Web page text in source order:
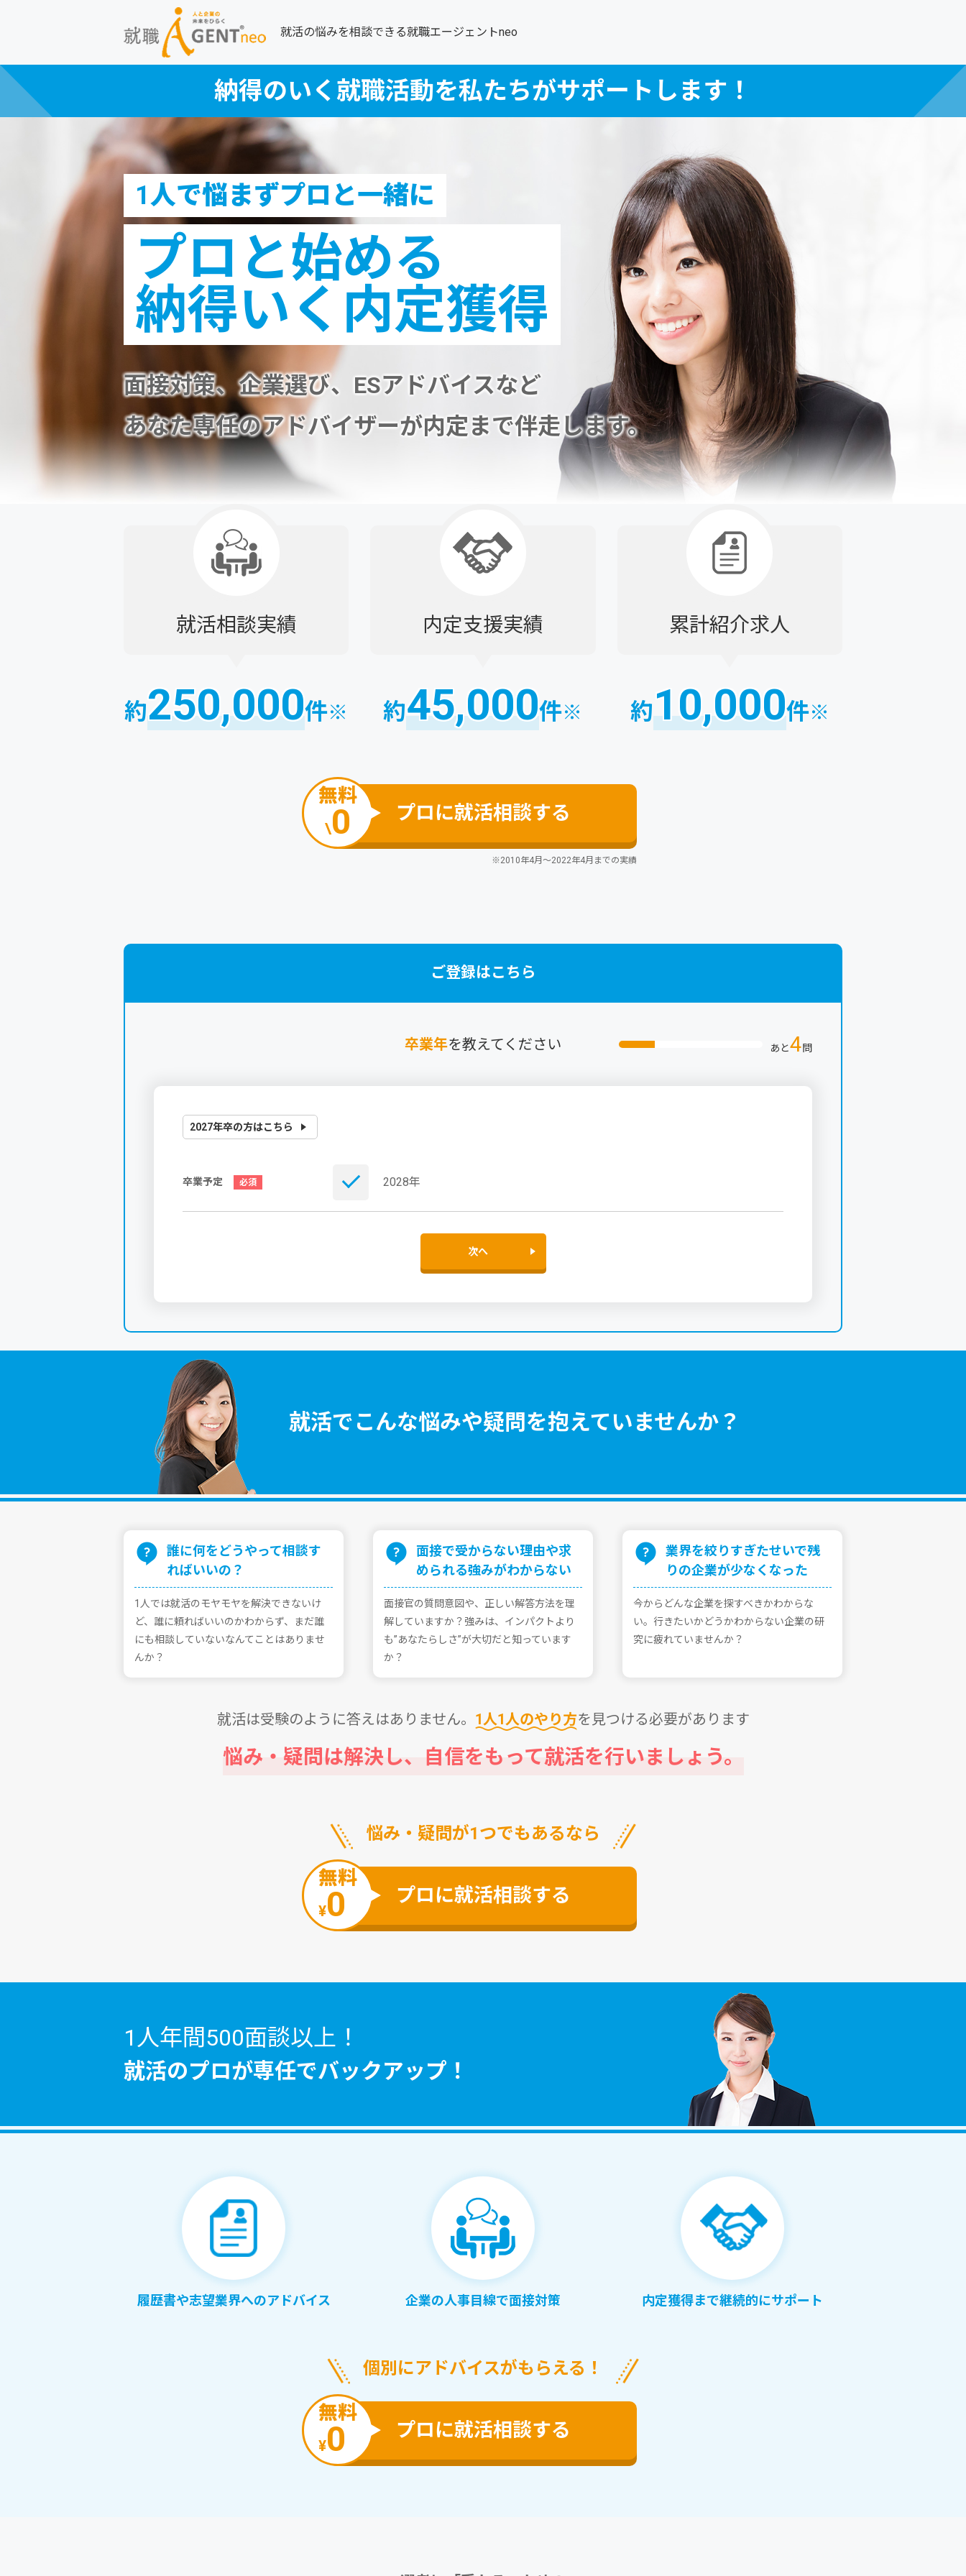
就活の悩みを相談できる就職エージェントneo
納得のいく就職活動を私たちがサポートします！
1人で悩まずプロと一緒に
プロと始める
納得いく内定獲得
面接対策、企業選び、ESアドバイスなど
あなた専任のアドバイザーが内定まで伴走します。
就活相談実績
約250,000件※
内定支援実績
約45,000件※
累計紹介求人
約10,000件※
無料
\0 プロに就活相談する
※2010年4月～2022年4月までの実績
ご登録はこちら
卒業年を教えてください あと4問
2027年卒の方はこちら
卒業予定 2028年
次へ
就活でこんな悩みや疑問を抱えていませんか？
誰に何をどうやって相談す
ればいいの？
1⼈では就活のモヤモヤを解決できないけ
ど、誰に頼ればいいのかわからず、まだ誰
にも相談していないなんてことはありませ
んか？
⾯接で受からない理由や求
められる強みがわからない
⾯接官の質問意図や、正しい解答⽅法を理
解していますか？強みは、インパクトより
も”あなたらしさ”が⼤切だと知っています
か？
業界を絞りすぎたせいで残
りの企業が少なくなった
今からどんな企業を探すべきかわからな
い。⾏きたいかどうかわからない企業の研
究に疲れていませんか？
就活は受験のように答えはありません。 1⼈1⼈のやり⽅を⾒つける必要があります
悩み・疑問は解決し、⾃信をもって就活を⾏いましょう。
悩み・疑問が1つでもあるなら
無料
¥0 プロに就活相談する
1人年間500面談以上！
就活のプロが専任でバックアップ！
履歴書や志望業界へのアドバイス 企業の人事目線で面接対策 内定獲得まで継続的にサポート
個別にアドバイスがもらえる！
無料
¥0 プロに就活相談する